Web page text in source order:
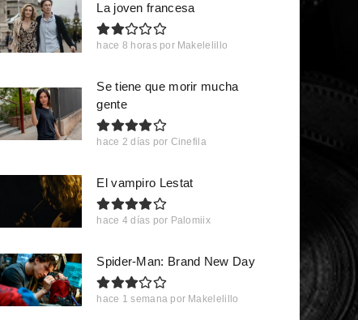
La joven francesa
hace 8 horas por Makelelillo
Se tiene que morir mucha
gente
hace 2 días por Cinefila
El vampiro Lestat
hace 4 días por Palomiix
Spider-Man: Brand New Day
hace 1 semana por Makelelillo